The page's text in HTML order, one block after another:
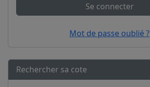
Se connecter
Mot de passe oublié ?
Rechercher sa cote